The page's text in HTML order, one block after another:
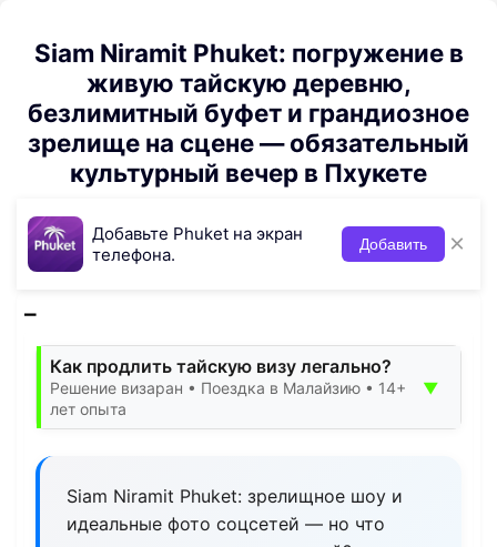
Siam Niramit Phuket: погружение в
живую тайскую деревню,
безлимитный буфет и грандиозное
зрелище на сцене — обязательный
культурный вечер в Пхукете
Добавьте Phuket на экран
телефона.
Добавить ×
Как продлить тайскую визу легально?
Решение визаран • Поездка в Малайзию • 14+
лет опыта
▼
Siam Niramit Phuket: зрелищное шоу и
идеальные фото соцсетей — но что